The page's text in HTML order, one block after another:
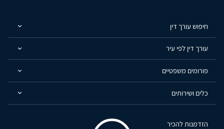
חיפוש עורך דין
עורך דין לפי עיר
פורומים משפטיים
כלים ושירותים
הזדמנות להכיר